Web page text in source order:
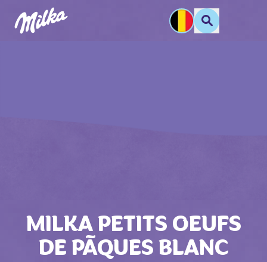
MILKA PETITS OEUFS
DE PĀQUES BLANC